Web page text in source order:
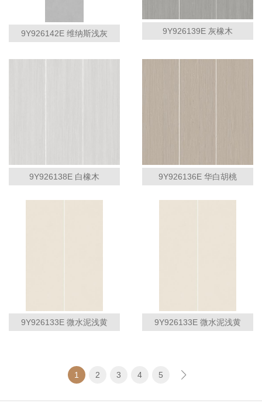
9Y926142E 维纳斯浅灰 9Y926139E 灰橡木
9Y926138E 白橡木 9Y926136E 华白胡桃
9Y926133E 微水泥浅黄 9Y926133E 微水泥浅黄
1 2 3 4 5